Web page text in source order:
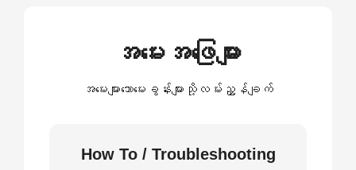
အမေးအဖြေများ
အမေးများသောမေးခွန်းများသို့လမ်းညွှန်ချက်
How To / Troubleshooting